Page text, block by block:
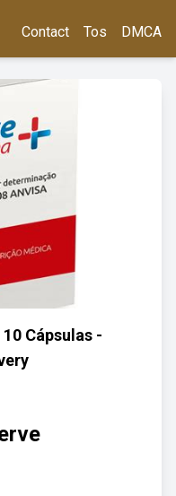
Contact Tos DMCA
Cápsulas -